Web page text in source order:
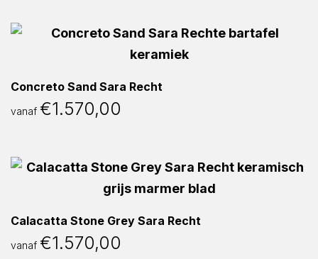
Concreto Sand Sara Recht
vanaf €1.570,00
Calacatta Stone Grey Sara Recht
vanaf €1.570,00